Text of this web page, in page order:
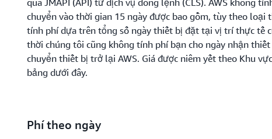
qua JMAPI (API) từ dịch vụ dòng lệnh (CLS). AWS không
chuyển vào thời gian 15 ngày được bao gồm, tùy theo loại
tính phí dựa trên tổng số ngày thiết bị đặt tại vị trí thực tế
thời chúng tôi cũng không tính phí bạn cho ngày nhận thiết
chuyển thiết bị trở lại AWS. Giá được niêm yết theo Khu
bảng dưới đây.
Phí theo ngày